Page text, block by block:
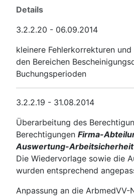
Details
3.2.2.20 - 06.09.2014
kleinere Fehlerkorrekturen
den Bereichen
Buchungsperioden
3.2.2.19 - 31.08.2014
Überarbeitung des
Berechtigungen Firma-
Auswertung-Arbeitsicherheit
Die Wiedervorlage sowie die
wurden entsprechend
Anpassung an die ArbmedVV-